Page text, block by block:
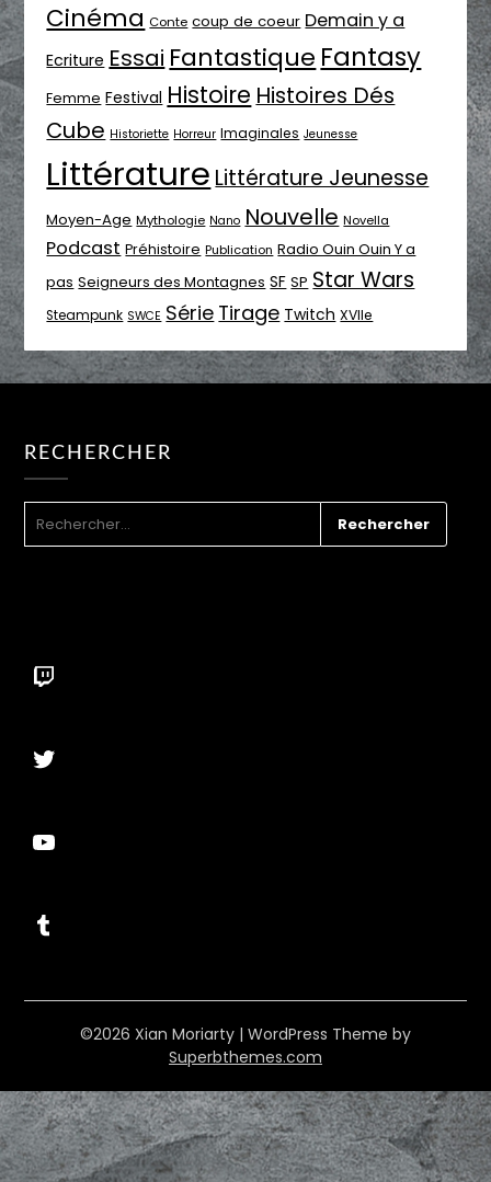
Cinéma Conte coup de coeur Demain y a
Ecriture Essai Fantastique Fantasy
Femme Festival Histoire Histoires Dés
Cube Historiette Horreur Imaginales Jeunesse
Littérature Littérature Jeunesse
Moyen-Age Mythologie Nano Nouvelle Novella
Podcast Préhistoire Publication Radio Ouin Ouin Y a
pas Seigneurs des Montagnes SF SP Star Wars
Steampunk SWCE Série Tirage Twitch XVIIe
RECHERCHER
Twitch
Twitter
YouTube
Tumblr
©2026 Xian Moriarty | WordPress Theme by
Superbthemes.com